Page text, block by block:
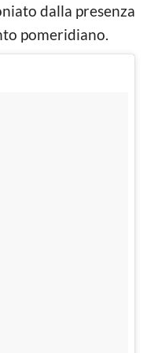
dalla presenza
pomeridiano.